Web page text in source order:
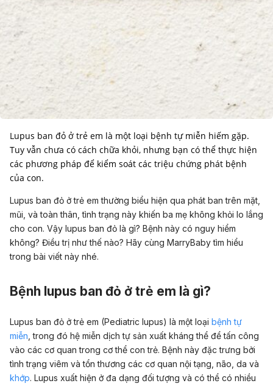
Lupus ban đỏ ở trẻ em là một loại bệnh tự miễn hiếm gặp.
Tuy vẫn chưa có cách chữa khỏi, nhưng bạn có thể thực hiện
các phương pháp để kiểm soát các triệu chứng phát bệnh
của con.
Lupus ban đỏ ở trẻ em thường biểu hiện qua phát ban trên mặt,
mũi, và toàn thân, tình trạng này khiến ba mẹ không khỏi lo lắng
cho con. Vậy lupus ban đỏ là gì? Bệnh này có nguy hiểm
không? Điều trị như thế nào? Hãy cùng MarryBaby tìm hiểu
trong bài viết này nhé.
Bệnh lupus ban đỏ ở trẻ em là gì?
Lupus ban đỏ ở trẻ em (Pediatric lupus) là một loại bệnh tự
miễn , trong đó hệ miễn dịch tự sản xuất kháng thể để tấn công
vào các cơ quan trong cơ thể con trẻ. Bệnh này đặc trưng bởi
tình trạng viêm và tổn thương các cơ quan nội tạng, não, da và
khớp. Lupus xuất hiện ở đa dạng đối tượng và có thể có nhiều